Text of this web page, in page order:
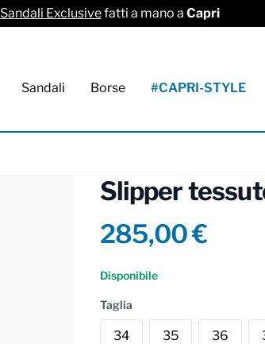
Sandali Exclusivefatti a mano a Capri
Sandali Borse #CAPRI-STYLE
Slipper
Product
285,00 €
Reviews
Disponibile
Taglia
34 35 36